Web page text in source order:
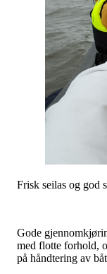
Frisk seilas og god
Gode
med flotte forhold,
på håndtering av